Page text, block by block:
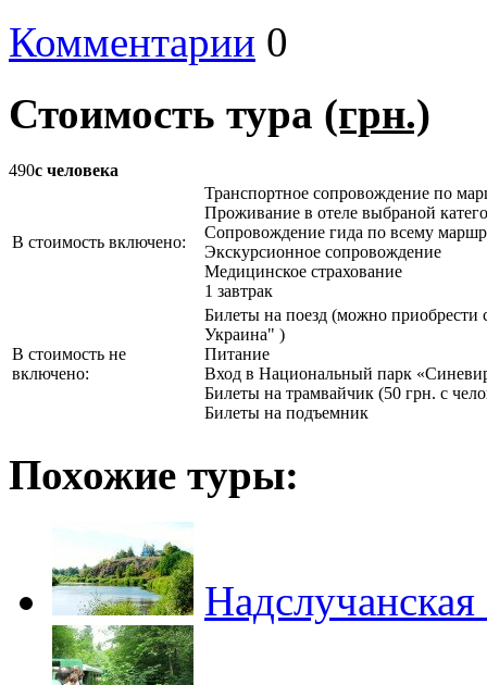
Комментарии 0
Стоимость тура (грн.)
490с человека
В стоимость включено:
Транспортное сопровождение по
Проживание в отеле выбраной
Сопровождение гида по всему
Экскурсионное сопровождение
Медицинское страхование
1 завтрак
В стоимость не
включено:
Билеты на поезд (можно приобрести
Украина" )
Питание
Вход в Национальный парк
Билеты на трамвайчик (50 грн. с
Билеты на подъемник
Похожие туры: